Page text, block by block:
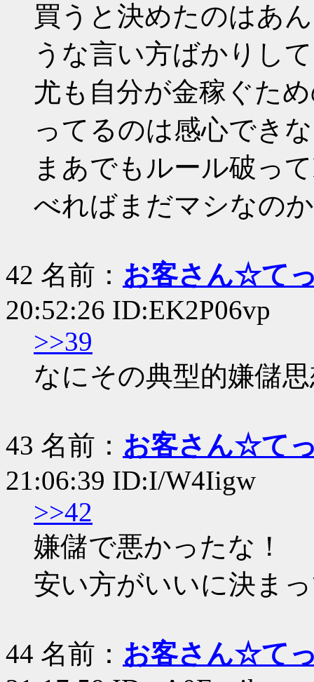
買うと決めたのはあ
うな言い方ばかりし
尤も自分が金稼ぐた
ってるのは感心でき
まあでもルール破っ
べればまだマシなの
42 名前： お客さん☆て
20:52:26 ID:EK2P06vp
>>39
なにその典型的嫌儲
43 名前： お客さん☆て
21:06:39 ID:I/W4Iigw
>>42
嫌儲で悪かったな！
安い方がいいに決ま
44 名前： お客さん☆て